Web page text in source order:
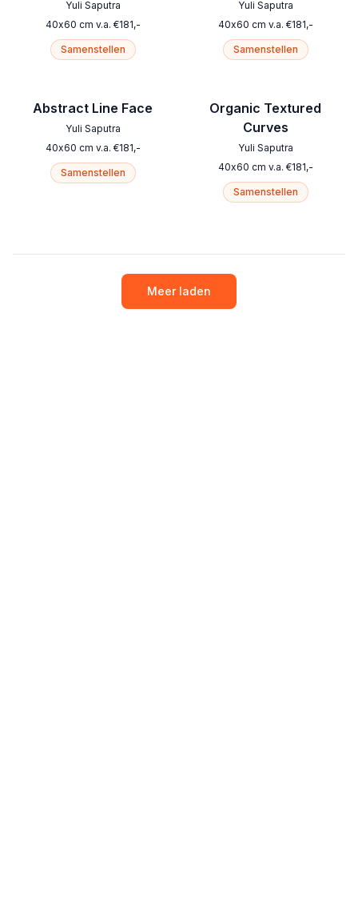
Yuli Saputra
40x60 cm v.a. €181,-
Samenstellen
Abstract Line Face
Yuli Saputra
40x60 cm v.a. €181,-
Samenstellen
Yuli Saputra
40x60 cm v.a. €181,-
Samenstellen
Organic Textured
Curves
Yuli Saputra
40x60 cm v.a. €181,-
Samenstellen
Meer laden